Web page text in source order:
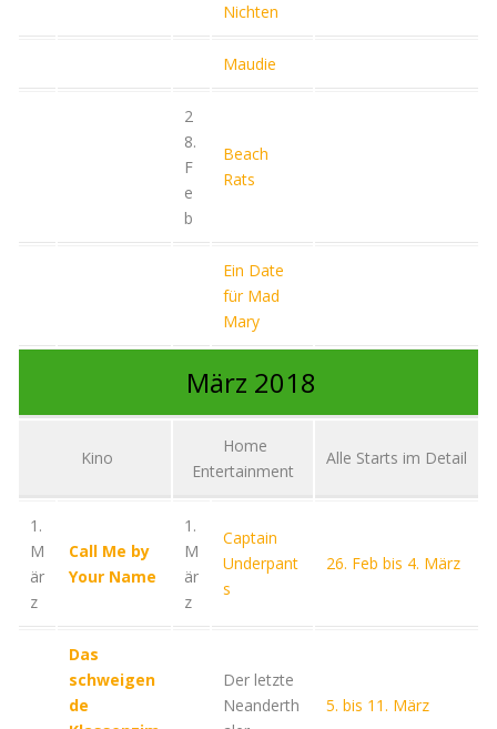
Nichten
Maudie
2
8.
F
e
b
Beach
Rats
Ein Date
für Mad
Mary
März 2018
Kino
Home
Entertainment
Alle Starts im Detail
1.
M
är
z
Call Me by
Your Name
1.
M
är
z
Captain
Underpant
s
26. Feb bis 4. März
Das
schweigen
de
Der letzte
Neanderth
5. bis 11. März